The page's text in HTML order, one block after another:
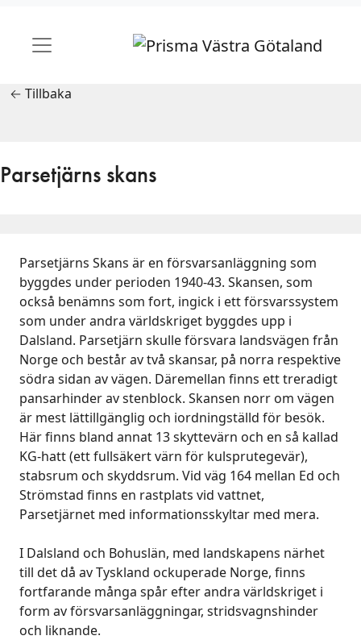
← Tillbaka
Parsetjärns skans
Parsetjärns Skans är en försvarsanläggning som
byggdes under perioden 1940-43. Skansen, som
också benämns som fort, ingick i ett försvarssystem
som under andra världskriget byggdes upp i
Dalsland. Parsetjärn skulle försvara landsvägen från
Norge och består av två skansar, på norra respektive
södra sidan av vägen. Däremellan finns ett treradigt
pansarhinder av stenblock. Skansen norr om vägen
är mest lättillgänglig och iordningställd för besök.
Här finns bland annat 13 skyttevärn och en så kallad
KG-hatt (ett fullsäkert värn för kulsprutegevär),
stabsrum och skyddsrum. Vid väg 164 mellan Ed och
Strömstad finns en rastplats vid vattnet,
Parsetjärnet med informationsskyltar med mera.
I Dalsland och Bohuslän, med landskapens närhet
till det då av Tyskland ockuperade Norge, finns
fortfarande många spår efter andra världskriget i
form av försvarsanläggningar, stridsvagnshinder
och liknande.